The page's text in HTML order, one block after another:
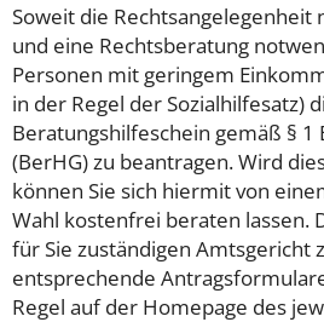
Soweit die Rechtsangelegenheit
und eine Rechtsberatung
Personen mit geringem
in der Regel der Sozialhilfesatz)
Beratungshilfeschein gemäß §
(BerHG) zu beantragen. Wird
können Sie sich hiermit von
Wahl kostenfrei beraten lassen.
für Sie zuständigen Amtsgericht
entsprechende
Regel auf der Homepage des